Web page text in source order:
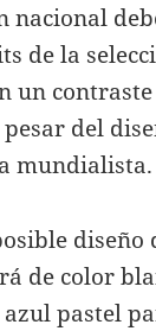
nacional
de la
un
del
mundialista.
diseño
de color
pastel